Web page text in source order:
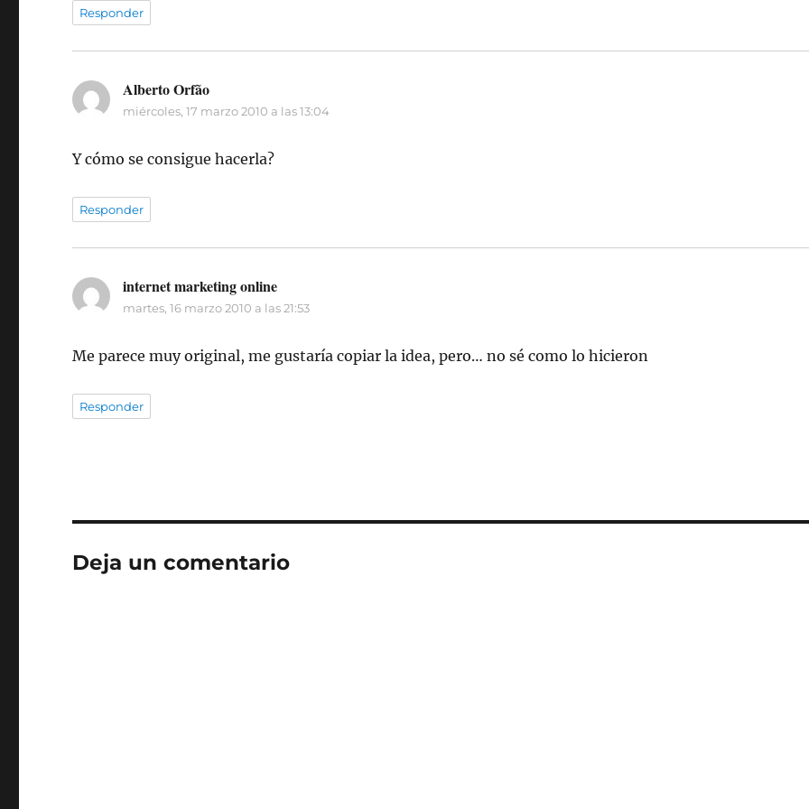
Responder
Alberto Orfão
miércoles, 17 marzo 2010 a las 13:04
Y cómo se consigue hacerla?
Responder
internet marketing online
martes, 16 marzo 2010 a las 21:53
Me parece muy original, me gustaría copiar la idea, pero… no sé como lo hicieron
Responder
Deja un comentario